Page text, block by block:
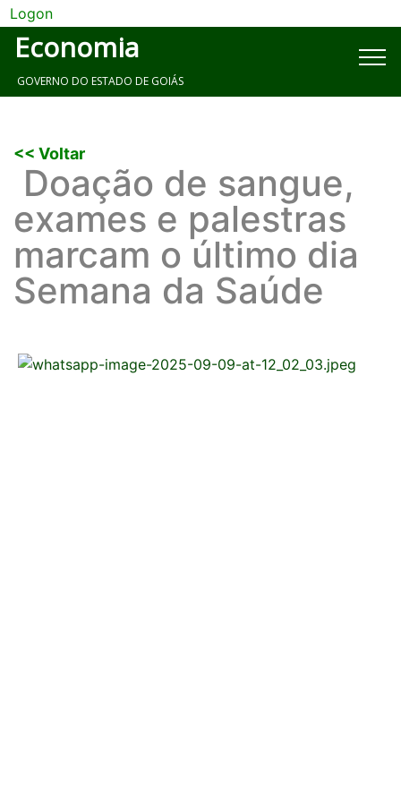
Logon
Economia
GOVERNO DO ESTADO DE GOIÁS
<< Voltar
Doação de sangue,
exames e palestras
marcam o último dia
Semana da Saúde